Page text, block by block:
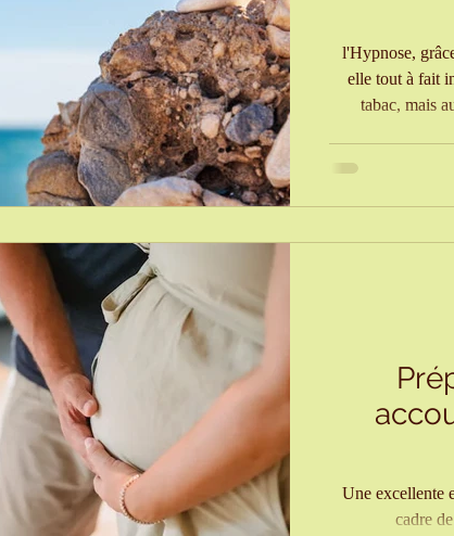
positive Sophrologie et
Vacances
grossesse Sophrologie et
l'Hypnose,
elle tout à fait
tabac, mais
Une excellente
cadre